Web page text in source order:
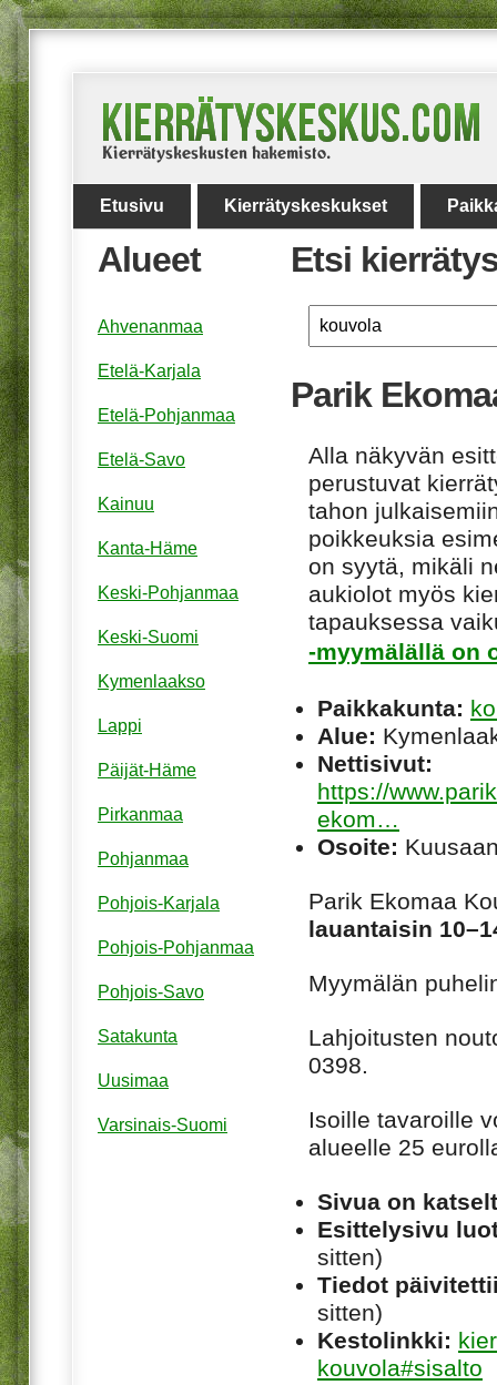
Etusivu Kierrätyskeskukset
Etsi
Parik
Alla näkyvän
perustuvat
tahon
poikkeuksia
on syytä, mikäli
aukiolot myös
tapauksessa
-myymälällä on
Paikkakunta:
Alue:
Nettisivut:
https://
ekom…
Osoite:
Parik Ekomaa
lauantaisin
Myymälän
Lahjoitusten
0398.
Isoille tavaroille
alueelle 25
Sivua on
Esittelysivu
sitten)
Tiedot
sitten)
Kestolinkki:
kouvola#sisalto
Alueet
Ahvenanmaa
Etelä-Karjala
Etelä-Pohjanmaa
Etelä-Savo
Kainuu
Kanta-Häme
Keski-Pohjanmaa
Keski-Suomi
Kymenlaakso
Lappi
Päijät-Häme
Pirkanmaa
Pohjanmaa
Pohjois-Karjala
Pohjois-Pohjanmaa
Pohjois-Savo
Satakunta
Uusimaa
Varsinais-Suomi